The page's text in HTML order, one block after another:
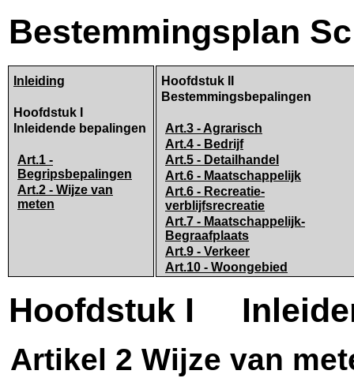
Bestemmingsplan
Inleiding
Hoofdstuk I
Inleidende bepalingen
Art.1 -
Begripsbepalingen
Art.2 - Wijze van
meten
Hoofdstuk II
Bestemmingsbepalingen
Art.3 - Agrarisch
Art.4 - Bedrijf
Art.5 - Detailhandel
Art.6 - Maatschappelijk
Art.6 - Recreatie-
verblijfsrecreatie
Art.7 - Maatschappelijk-
Begraafplaats
Art.9 - Verkeer
Art.10 - Woongebied
Hoofdstuk I
Artikel 2 Wijze van